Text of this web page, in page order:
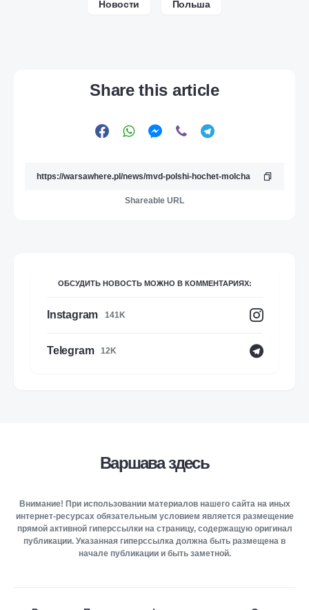
Новости Польша
Share this article
Shareable URL
ОБСУДИТЬ НОВОСТЬ МОЖНО В КОММЕНТАРИЯХ:
Instagram 141K
Telegram 12K
Варшава здесь
Внимание! При использовании материалов нашего сайта на иных
интернет-ресурсах обязательным условием является размещение
прямой активной гиперссылки на страницу, содержащую оригинал
публикации. Указанная гиперссылка должна быть размещена в
начале публикации и быть заметной.